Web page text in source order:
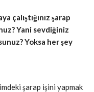
çalıştığınız şarap
Yani sevdiğiniz
Yoksa her şey
şarap işini yapmak